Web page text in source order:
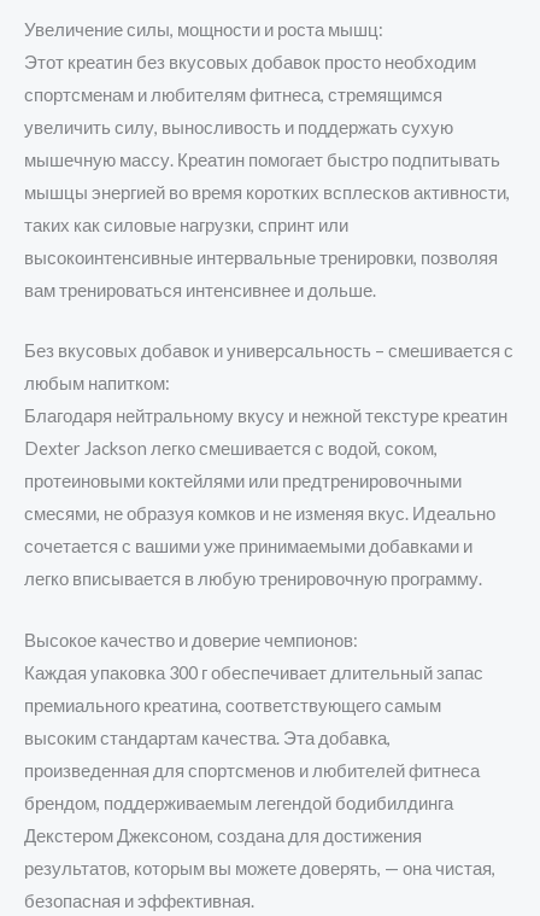
Увеличение силы, мощности и роста мышц:
Этот креатин без вкусовых добавок просто необходим
спортсменам и любителям фитнеса, стремящимся
увеличить силу, выносливость и поддержать сухую
мышечную массу. Креатин помогает быстро подпитывать
мышцы энергией во время коротких всплесков активности,
таких как силовые нагрузки, спринт или
высокоинтенсивные интервальные тренировки, позволяя
вам тренироваться интенсивнее и дольше.
Без вкусовых добавок и универсальность – смешивается с
любым напитком:
Благодаря нейтральному вкусу и нежной текстуре креатин
Dexter Jackson легко смешивается с водой, соком,
протеиновыми коктейлями или предтренировочными
смесями, не образуя комков и не изменяя вкус. Идеально
сочетается с вашими уже принимаемыми добавками и
легко вписывается в любую тренировочную программу.
Высокое качество и доверие чемпионов:
Каждая упаковка 300 г обеспечивает длительный запас
премиального креатина, соответствующего самым
высоким стандартам качества. Эта добавка,
произведенная для спортсменов и любителей фитнеса
брендом, поддерживаемым легендой бодибилдинга
Декстером Джексоном, создана для достижения
результатов, которым вы можете доверять, — она чистая,
безопасная и эффективная.